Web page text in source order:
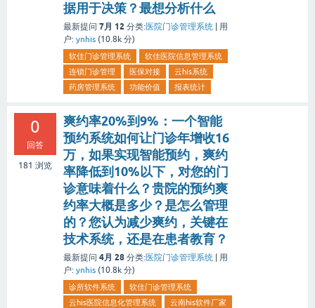
据用于决策？最想分析什么
最新提问 7月 12 分类:医院门诊管理系统
用
户: ynhis (10.8k 分)
软佳门诊管理系统
软佳医院信息管理系统
连锁门诊管理
医保对接
云his系统
药房管理系统
功能价值 报表统计
0
回答
181 浏览
爽约率20%到9%：一个智能
预约系统如何让门诊年增收16
万，如果实现智能预约，爽约
率降低到10%以下，对您的门
诊意味着什么？贵院的预约爽
约率大概是多少？是怎么管理
的？您认为减少爽约，关键在
技术系统，还是在患者教育？
最新提问 4月 28 分类:医院门诊管理系统
用
户: ynhis (10.8k 分)
诊所软件系统
软佳门诊管理系统
云his医院信息化管理系统
云南his软件厂家